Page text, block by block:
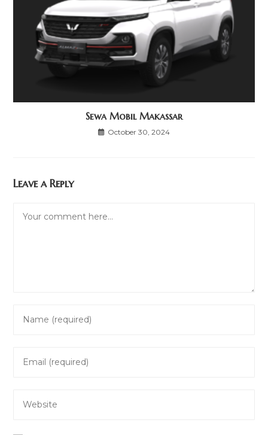
Sewa Mobil Makassar
October 30, 2024
Leave a Reply
your
comment
your
address
your